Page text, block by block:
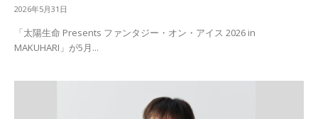
2026年5月31日
「太陽生命 Presents ファンタジー・オン・アイス 2026 in
MAKUHARI」が5月...